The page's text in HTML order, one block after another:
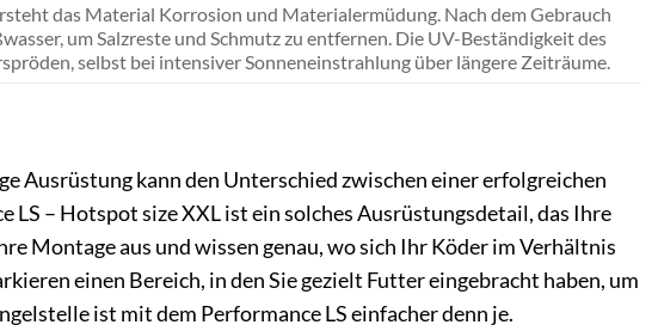
das Material Korrosion und Materialermüdung. Nach dem Gebrauch
um Salzreste und Schmutz zu entfernen. Die UV-Beständigkeit des
selbst bei intensiver Sonneneinstrahlung über längere Zeiträume.
Ausrüstung kann den Unterschied zwischen einer erfolgreichen
LS – Hotspot size XXL ist ein solches Ausrüstungsdetail, das Ihre
Montage aus und wissen genau, wo sich Ihr Köder im Verhältnis
einen Bereich, in den Sie gezielt Futter eingebracht haben, um
ist mit dem Performance LS einfacher denn je.